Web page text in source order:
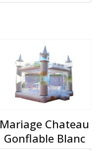
Mariage Chateau
Gonflable Blanc